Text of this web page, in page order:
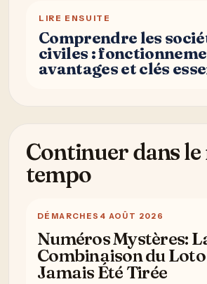
LIRE ENSUITE
Comprendre les
civiles :
avantages et clés
Continuer dans le
tempo
DÉMARCHES 4 AOÛT 2026
Numéros Mystères:
Combinaison du Loto
Jamais Été Tirée